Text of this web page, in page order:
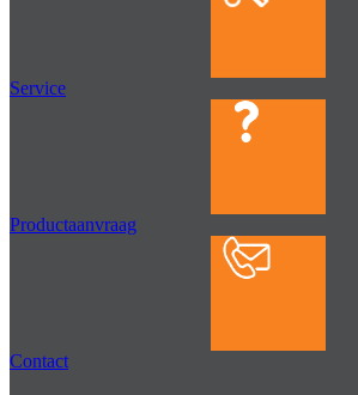
Service
Productaanvraag
Contact